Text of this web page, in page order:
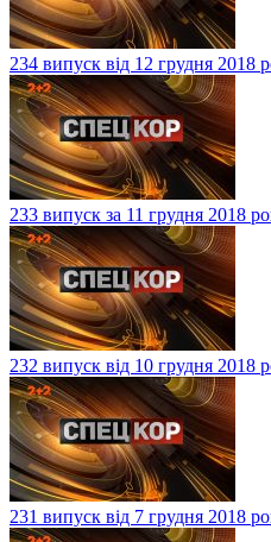
234 випуск від 12 грудня 2018
233 випуск за 11 грудня 2018
232 випуск від 10 грудня 2018
231 випуск від 7 грудня 2018